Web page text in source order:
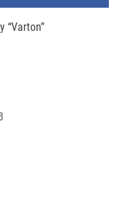
“Varton”